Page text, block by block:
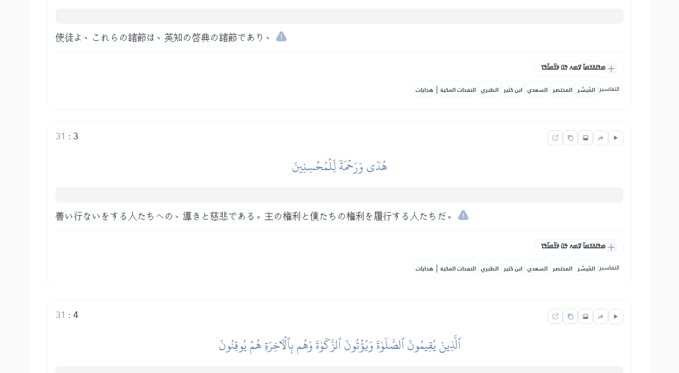
使徒よ、これらの諸節は、英知の啓典の諸節であり、
ߘߟߊߡߌߘߊ߫ ߜߘߍ ߟߎ߫ ߦߌ߬ߘߊ߬ߟߌ
التفاسير: المُيسَّر المختصر السعدي ابن كثير الطبري النفحات المكية | هدايات
3
:
31
هُدٗى وَرَحۡمَةٗ لِّلۡمُحۡسِنِينَ
善い行ないをする人たちへの、導きと慈悲である。主の権利と僕たちの権利を履行する人たちだ。
ߘߟߊߡߌߘߊ߫ ߜߘߍ ߟߎ߫ ߦߌ߬ߘߊ߬ߟߌ
التفاسير: المُيسَّر المختصر السعدي ابن كثير الطبري النفحات المكية | هدايات
4
:
31
ٱلَّذِينَ يُقِيمُونَ ٱلصَّلَوٰةَ وَيُؤۡتُونَ ٱلزَّكَوٰةَ وَهُم بِٱلۡأٓخِرَةِ هُمۡ يُوقِنُونَ